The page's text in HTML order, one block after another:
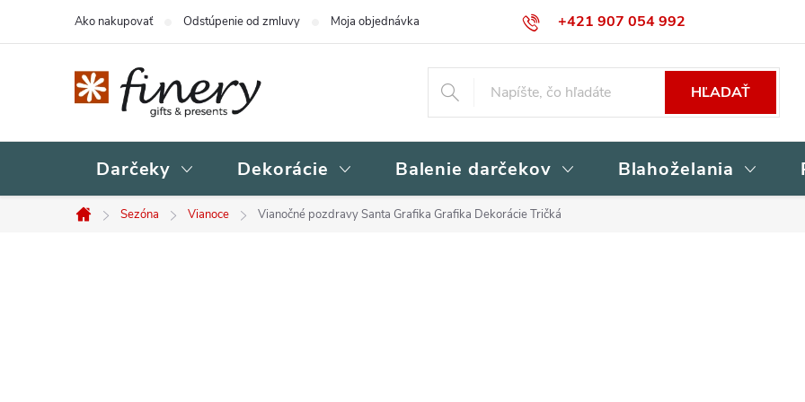
+421 907 054 992
Ako nakupovať Odstúpenie od zmluvy Moja objednávka Obchodné podmienky Podmienky ochrany
HĽADAŤ
Darčeky Dekorácie Balenie darčekov Blahoželania
Domov
Sezóna Vianoce Vianočné pozdravy Santa Grafika Grafika Dekorácie Tričká